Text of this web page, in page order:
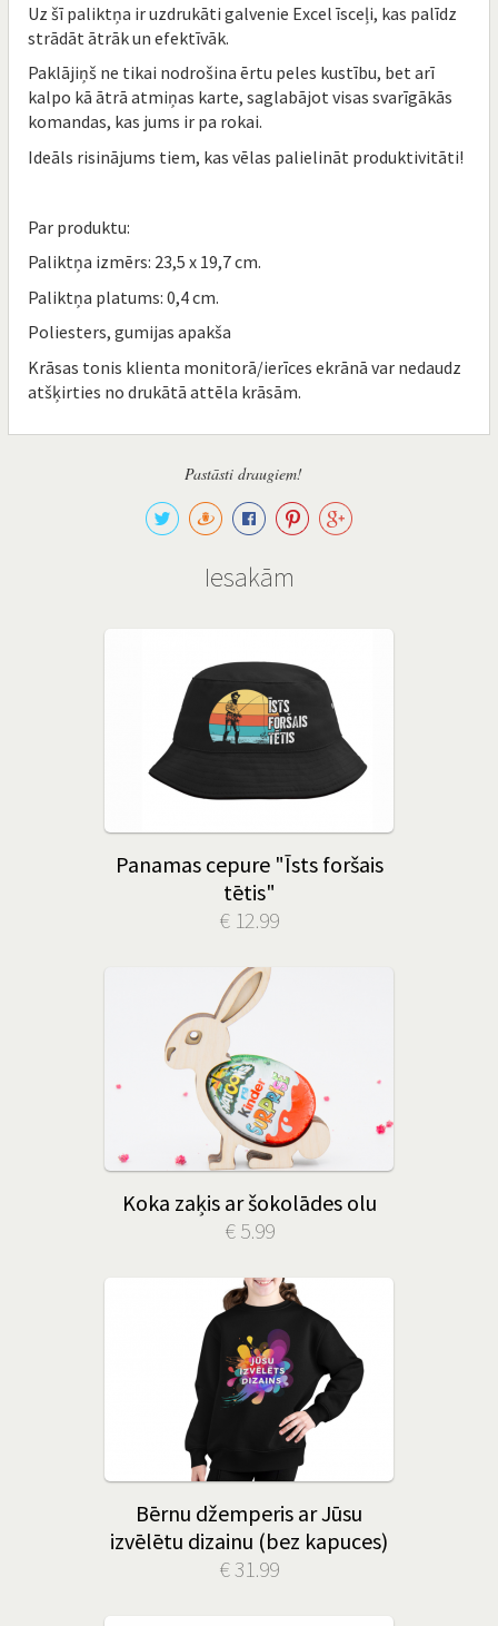
Uz šī paliktņa ir uzdrukāti galvenie Excel īsceļi, kas palīdz
strādāt ātrāk un efektīvāk.
Paklājiņš ne tikai nodrošina ērtu peles kustību, bet arī
kalpo kā ātrā atmiņas karte, saglabājot visas svarīgākās
komandas, kas jums ir pa rokai.
Ideāls risinājums tiem, kas vēlas palielināt produktivitāti!
Par produktu:
Paliktņa izmērs: 23,5 x 19,7 cm.
Paliktņa platums: 0,4 cm.
Poliesters, gumijas apakša
Krāsas tonis klienta monitorā/ierīces ekrānā var nedaudz
atšķirties no drukātā attēla krāsām.
Pastāsti draugiem!
Iesakām
Panamas cepure "Īsts foršais
tētis"
€ 12.99
Koka zaķis ar šokolādes olu
€ 5.99
Bērnu džemperis ar Jūsu
izvēlētu dizainu (bez kapuces)
€ 31.99